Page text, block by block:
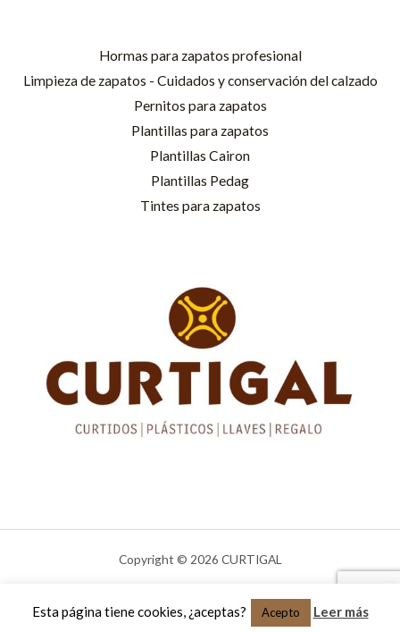
Hormas para zapatos profesional
Limpieza de zapatos - Cuidados y conservación del calzado
Pernitos para zapatos
Plantillas para zapatos
Plantillas Cairon
Plantillas Pedag
Tintes para zapatos
Copyright © 2026 CURTIGAL
Esta página tiene cookies, ¿aceptas? Acepto Leer más